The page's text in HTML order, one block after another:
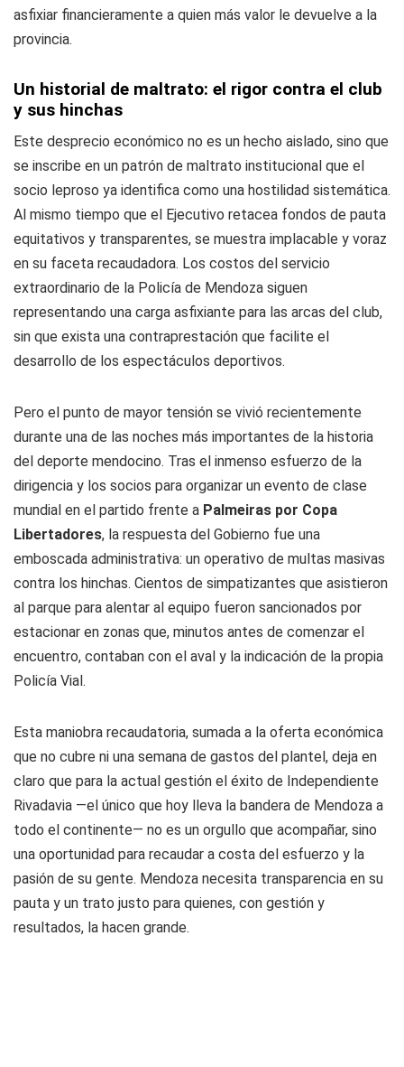
asfixiar financieramente a quien más valor le devuelve a la
provincia.
Un historial de maltrato: el rigor contra el club
y sus hinchas
Este desprecio económico no es un hecho aislado, sino que
se inscribe en un patrón de maltrato institucional que el
socio leproso ya identifica como una hostilidad sistemática.
Al mismo tiempo que el Ejecutivo retacea fondos de pauta
equitativos y transparentes, se muestra implacable y voraz
en su faceta recaudadora. Los costos del servicio
extraordinario de la Policía de Mendoza siguen
representando una carga asfixiante para las arcas del club,
sin que exista una contraprestación que facilite el
desarrollo de los espectáculos deportivos.
Pero el punto de mayor tensión se vivió recientemente
durante una de las noches más importantes de la historia
del deporte mendocino. Tras el inmenso esfuerzo de la
dirigencia y los socios para organizar un evento de clase
mundial en el partido frente a Palmeiras por Copa
Libertadores, la respuesta del Gobierno fue una
emboscada administrativa: un operativo de multas masivas
contra los hinchas. Cientos de simpatizantes que asistieron
al parque para alentar al equipo fueron sancionados por
estacionar en zonas que, minutos antes de comenzar el
encuentro, contaban con el aval y la indicación de la propia
Policía Vial.
Esta maniobra recaudatoria, sumada a la oferta económica
que no cubre ni una semana de gastos del plantel, deja en
claro que para la actual gestión el éxito de Independiente
Rivadavia —el único que hoy lleva la bandera de Mendoza a
todo el continente— no es un orgullo que acompañar, sino
una oportunidad para recaudar a costa del esfuerzo y la
pasión de su gente. Mendoza necesita transparencia en su
pauta y un trato justo para quienes, con gestión y
resultados, la hacen grande.